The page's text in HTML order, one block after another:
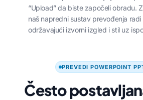
“Upload” da biste započeli obradu.
naš napredni sustav prevođenja
održavajući izvorni izgled i stil uz
PREVEDI POWERPOINT
Često